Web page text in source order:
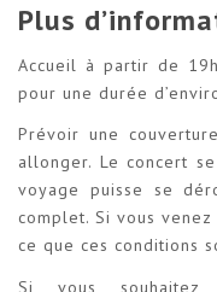
Plus
Accueil à partir de
pour une durée
Prévoir une
allonger. Le concert
voyage puisse se
complet. Si vous
ce que ces conditions
Si vous